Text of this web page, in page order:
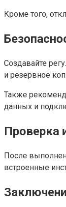
Кроме того,
Создавайте
и резервное
Также
данных и
Проверка
После
встроенные